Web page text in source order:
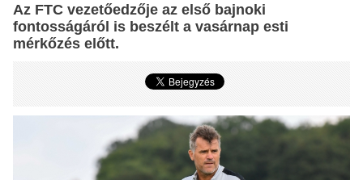
Az FTC vezetőedzője az első bajnoki
fontosságáról is beszélt a vasárnap esti
mérkőzés előtt.